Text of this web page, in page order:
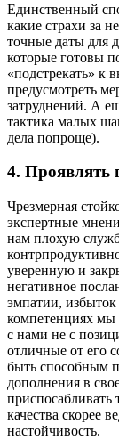
Единственный
какие страхи за
точные даты для
которые готовы
«подстрекать» к
предусмотреть
затруднений. А
тактика малых
дела попроще).
4. Проявлять
Чрезмерная
экспертные
нам плохую
уверенную и
негативное
эмпатии,
компетенциях мы
с нами не с
отличные от его
быть способным
дополнения в
приспосабливать
качества скорее
настойчивость.